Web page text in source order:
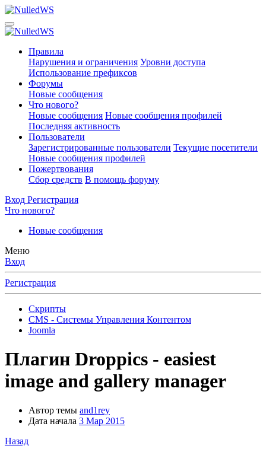
Правила
Нарушения и ограничения Уровни доступа
Использование префиксов
Форумы
Новые сообщения
Что нового?
Новые сообщения Новые сообщения профилей
Последняя активность
Пользователи
Зарегистрированные пользователи Текущие посетители
Новые сообщения профилей
Пожертвования
Сбор средств В помощь форуму
Вход Регистрация
Что нового?
Новые сообщения
Меню
Вход
Регистрация
Скрипты
CMS - Системы Управления Контентом
Joomla
Плагин Droppics - easiest
image and gallery manager
Автор темы and1rey
Дата начала 3 Мар 2015
Назад